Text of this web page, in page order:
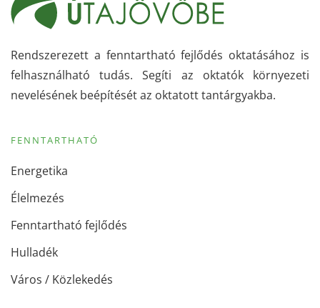
Rendszerezett a fenntartható fejlődés oktatásához is
felhasználható tudás. Segíti az oktatók környezeti
nevelésének beépítését az oktatott tantárgyakba.
FENNTARTHATÓ
Energetika
Élelmezés
Fenntartható fejlődés
Hulladék
Város / Közlekedés